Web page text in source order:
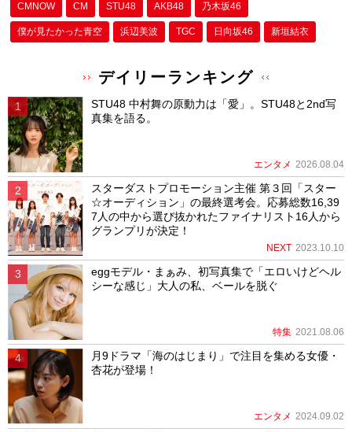
CMNOW CM STU48 AKB48 乃木坂46
僕が⾒たかった⻘空 浜辺美波 TGC 日向坂46 新垣結衣
デイリーランキング
STU48 中村舞の原動力は「愛」。STU48と2nd写
真集を語る。
エンタメ 2026.08.04
スターダストプロモーション主催 第３回「スター
☆オーディション」の最終選考会。応募総数16,39
7人の中から選び抜かれたファイナリスト16人から
グランプリが決定！
NEXT 2023.10.10
eggモデル・まぁみ、初写真集で「エロいけどヘル
シーな感じ」大人の私、ベールを脱ぐ
特集 2021.08.06
月9ドラマ「海のはじまり」で注目を集める女優・
杏花が登場！
エンタメ 2024.09.02